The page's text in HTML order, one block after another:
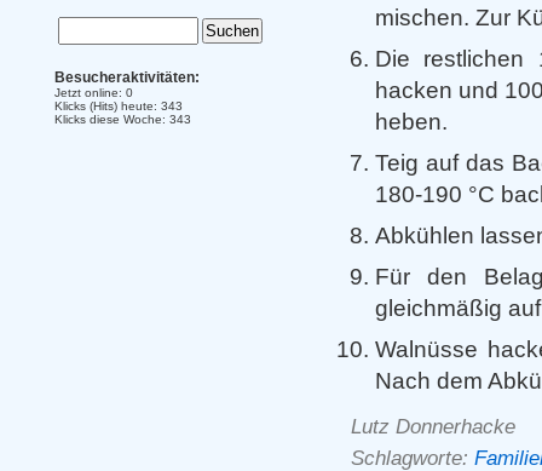
mischen. Zur
Die restlichen
hacken und
heben.
Teig auf das
180-190 °C
Abkühlen
Für den
gleichmäßig
Walnüsse
Nach dem
Lutz Donnerhacke
Schlagworte:
Besucheraktivitäten:
Jetzt online: 0
Klicks (Hits) heute: 343
Klicks diese Woche: 343